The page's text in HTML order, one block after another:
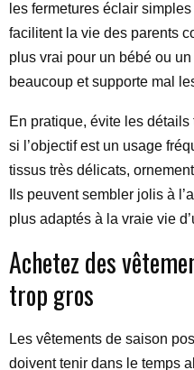
les fermetures éclair
facilitent la vie des parents
plus vrai pour un bébé ou
beaucoup et supporte mal
En pratique, évite les
si l’objectif est un usage
tissus très délicats,
Ils peuvent sembler jolis à
plus adaptés à la vraie vie
Achetez des
trop gros
Les vêtements de saison
doivent tenir dans le temps